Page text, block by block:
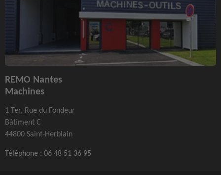
REMO Nantes
Machines
1 Ter, Rue du Fondeur
Bâtiment C
44800 Saint-Herblain
Téléphone : 06 48 51 36 95